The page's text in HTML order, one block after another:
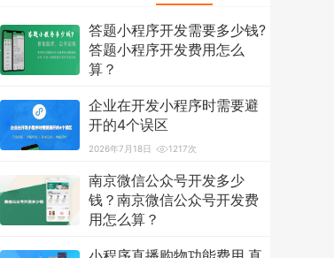
答题小程序开发需要多少钱?
答题小程序开发费用怎么
算？
企业在开发小程序时需要避
开的4个误区
2026年7月18日 1217次
南京微信公众号开发多少
钱？南京微信公众号开发费
用怎么算？